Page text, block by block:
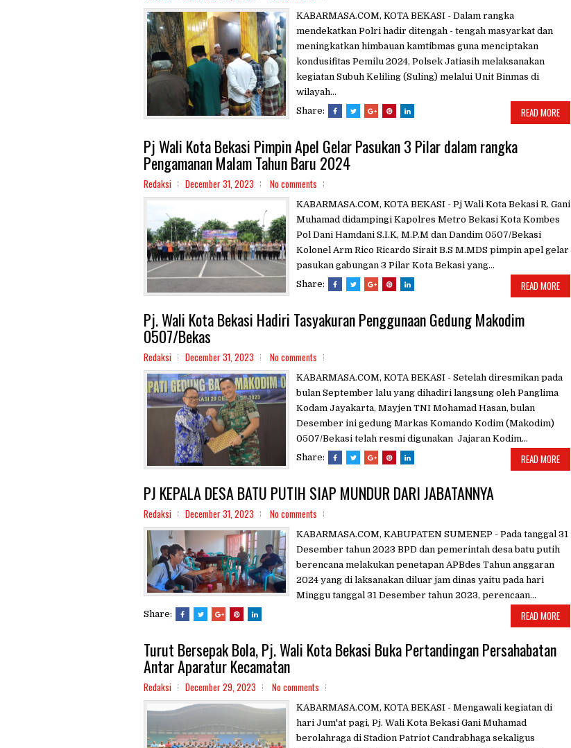
KABARMASA.COM, KOTA BEKASI - Dalam rangka
mendekatkan Polri hadir ditengah - tengah masyarkat dan
meningkatkan himbauan kamtibmas guna menciptakan
kondusifitas Pemilu 2024, Polsek Jatiasih melaksanakan
kegiatan Subuh Keliling (Suling) melalui Unit Binmas di
wilayah...
Share:
READ MORE
Pj Wali Kota Bekasi Pimpin Apel Gelar Pasukan 3 Pilar dalam rangka
Pengamanan Malam Tahun Baru 2024
Redaksi December 31, 2023 No comments
KABARMASA.COM, KOTA BEKASI - Pj Wali Kota Bekasi R. Gani
Muhamad didampingi Kapolres Metro Bekasi Kota Kombes
Pol Dani Hamdani S.I.K, M.P.M dan Dandim 0507/Bekasi
Kolonel Arm Rico Ricardo Sirait B.S M.MDS pimpin apel gelar
pasukan gabungan 3 Pilar Kota Bekasi yang...
Share:
READ MORE
Pj. Wali Kota Bekasi Hadiri Tasyakuran Penggunaan Gedung Makodim
0507/Bekas
Redaksi December 31, 2023 No comments
KABARMASA.COM, KOTA BEKASI - Setelah diresmikan pada
bulan September lalu yang dihadiri langsung oleh Panglima
Kodam Jayakarta, Mayjen TNI Mohamad Hasan, bulan
Desember ini gedung Markas Komando Kodim (Makodim)
0507/Bekasi telah resmi digunakan Jajaran Kodim...
Share:
READ MORE
PJ KEPALA DESA BATU PUTIH SIAP MUNDUR DARI JABATANNYA
Redaksi December 31, 2023 No comments
KABARMASA.COM, KABUPATEN SUMENEP - Pada tanggal 31
Desember tahun 2023 BPD dan pemerintah desa batu putih
berencana melakukan penetapan APBdes Tahun anggaran
2024 yang di laksanakan diluar jam dinas yaitu pada hari
Minggu tanggal 31 Desember tahun 2023, perencaan...
Share:
READ MORE
Turut Bersepak Bola, Pj. Wali Kota Bekasi Buka Pertandingan Persahabatan
Antar Aparatur Kecamatan
Redaksi December 29, 2023 No comments
KABARMASA.COM, KOTA BEKASI - Mengawali kegiatan di
hari Jum'at pagi, Pj. Wali Kota Bekasi Gani Muhamad
berolahraga di Stadion Patriot Candrabhaga sekaligus